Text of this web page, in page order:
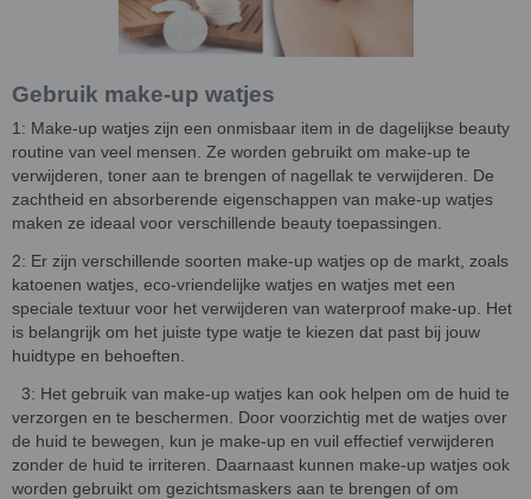
Gebruik make-up watjes
1: Make-up watjes zijn een onmisbaar item in de dagelijkse beauty
routine van veel mensen. Ze worden gebruikt om make-up te
verwijderen, toner aan te brengen of nagellak te verwijderen. De
zachtheid en absorberende eigenschappen van make-up watjes
maken ze ideaal voor verschillende beauty toepassingen.
2: Er zijn verschillende soorten make-up watjes op de markt, zoals
katoenen watjes, eco-vriendelijke watjes en watjes met een
speciale textuur voor het verwijderen van waterproof make-up. Het
is belangrijk om het juiste type watje te kiezen dat past bij jouw
huidtype en behoeften.
3: Het gebruik van make-up watjes kan ook helpen om de huid te
verzorgen en te beschermen. Door voorzichtig met de watjes over
de huid te bewegen, kun je make-up en vuil effectief verwijderen
zonder de huid te irriteren. Daarnaast kunnen make-up watjes ook
worden gebruikt om gezichtsmaskers aan te brengen of om